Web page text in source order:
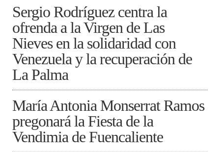
Sergio Rodríguez centra la
ofrenda a la Virgen de Las
Nieves en la solidaridad con
Venezuela y la recuperación de
La Palma
María Antonia Monserrat Ramos
pregonará la Fiesta de la
Vendimia de Fuencaliente